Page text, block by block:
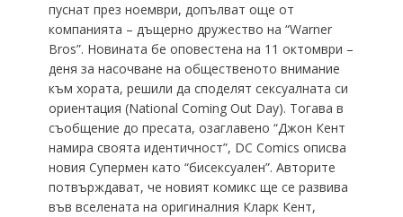
пуснат през ноември, допълват още от
компанията – дъщерно дружество на “Warner
Bros”. Новината бе оповестена на 11 октомври –
деня за насочване на общественото внимание
към хората, решили да споделят сексуалната си
ориентация (National Coming Out Day). Тогава в
съобщение до пресата, озаглавено “Джон Кент
намира своята идентичност”, DC Comics описва
новия Супермен като “бисексуален”. Авторите
потвърждават, че новият комикс ще се развива
във вселената на оригиналния Кларк Кент,